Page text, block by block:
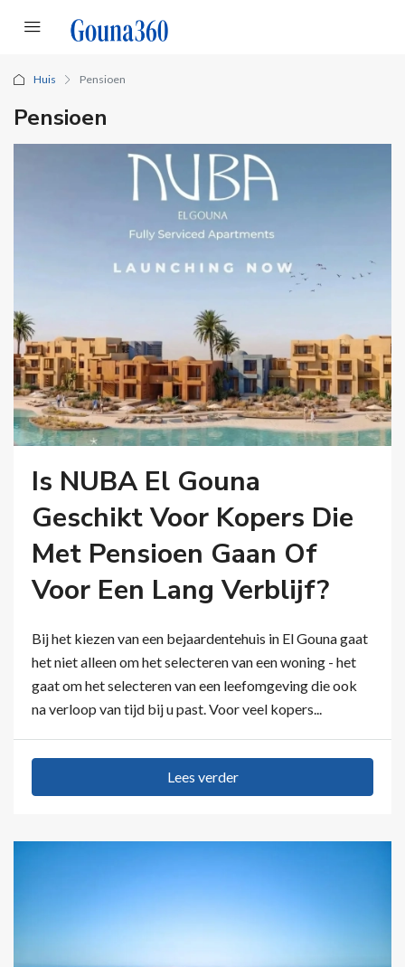
Huis Pensioen
Pensioen
Is NUBA El Gouna
Geschikt Voor Kopers Die
Met Pensioen Gaan Of
Voor Een Lang Verblijf?
Bij het kiezen van een bejaardentehuis in El Gouna gaat
het niet alleen om het selecteren van een woning - het
gaat om het selecteren van een leefomgeving die ook
na verloop van tijd bij u past. Voor veel kopers...
Lees verder